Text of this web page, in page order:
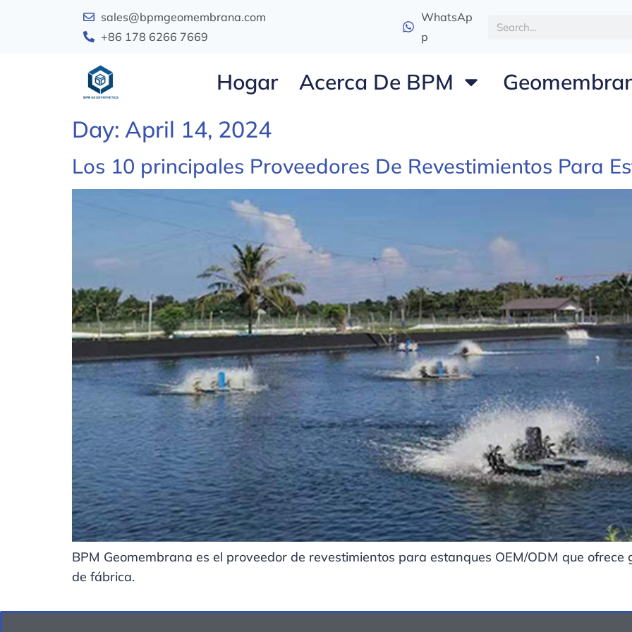
sales@bpmgeomembrana.com
+86 178 6266 7669
WhatsAp
p
Hogar Acerca De BPM
Day: April 14, 2024
Los 10 principales Proveedores De Revestimientos Para
BPM Geomembrana es el proveedor de revestimientos para estanques OEM/ODM que
de fábrica.